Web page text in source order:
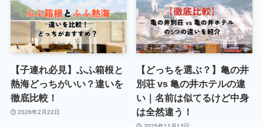
【子連れ必見】ふふ箱根と
熱海どっちがいい？違いを
徹底比較！
2026年2月22日
【どっちを選ぶ？】亀の井
別荘 vs 亀の井ホテルの違
い｜名前は似てるけど中身
は全然違う！